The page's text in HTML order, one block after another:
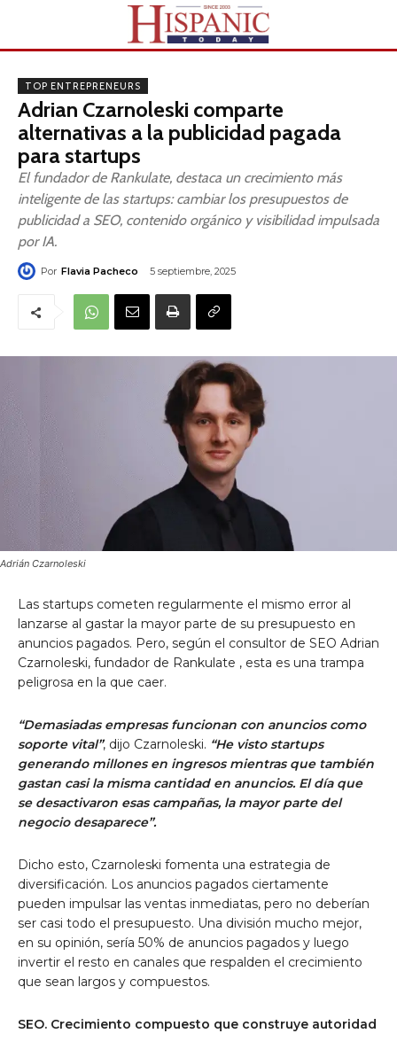
TOP ENTREPRENEURS
Adrian Czarnoleski comparte
alternativas a la publicidad pagada
para startups
El fundador de Rankulate, destaca un crecimiento más
inteligente de las startups: cambiar los presupuestos de
publicidad a SEO, contenido orgánico y visibilidad impulsada
por IA.
Por Flavia Pacheco 5 septiembre, 2025
Adrián Czarnoleski
Las startups cometen regularmente el mismo error al
lanzarse al gastar la mayor parte de su presupuesto en
anuncios pagados. Pero, según el consultor de SEO Adrian
Czarnoleski, fundador de Rankulate , esta es una trampa
peligrosa en la que caer.
“Demasiadas empresas funcionan con anuncios como
soporte vital”, dijo Czarnoleski. “He visto startups
generando millones en ingresos mientras que también
gastan casi la misma cantidad en anuncios. El día que
se desactivaron esas campañas, la mayor parte del
negocio desaparece”.
Dicho esto, Czarnoleski fomenta una estrategia de
diversificación. Los anuncios pagados ciertamente
pueden impulsar las ventas inmediatas, pero no deberían
ser casi todo el presupuesto. Una división mucho mejor,
en su opinión, sería 50% de anuncios pagados y luego
invertir el resto en canales que respalden el crecimiento
que sean largos y compuestos.
SEO. Crecimiento compuesto que construye autoridad